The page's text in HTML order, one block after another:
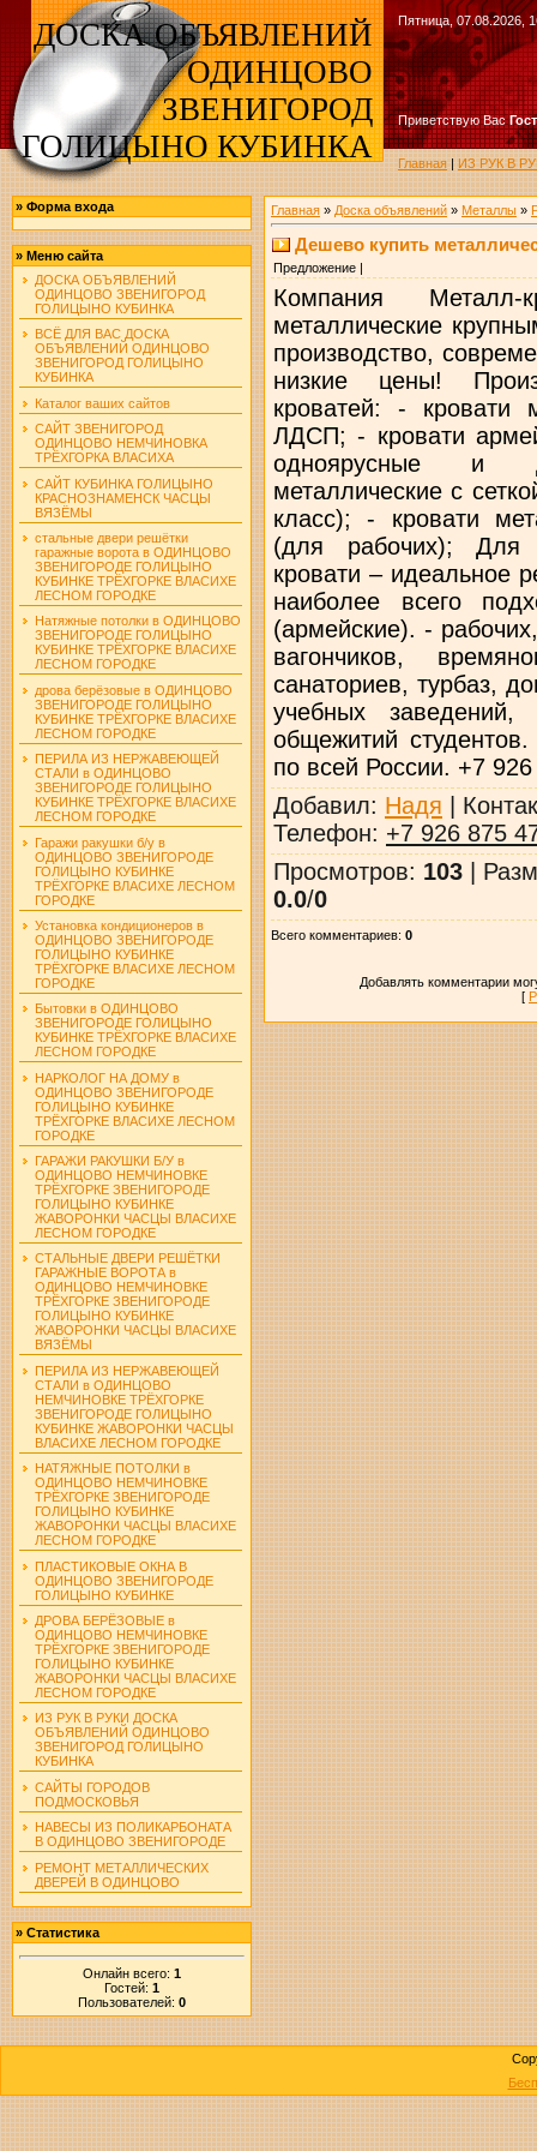
ДОСКА ОБЪЯВЛЕНИЙ
ОДИНЦОВО
ЗВЕНИГОРОД
ГОЛИЦЫНО КУБИНКА
Пятница, 07.08.2026,
Приветствую Вас
Главная|ИЗ РУК В
» Форма входа
» Меню сайта
ДОСКА ОБЪЯВЛЕНИЙ
ОДИНЦОВО ЗВЕНИГОРОД
ГОЛИЦЫНО КУБИНКА
ВСЁ ДЛЯ ВАС ДОСКА
ОБЪЯВЛЕНИЙ ОДИНЦОВО
ЗВЕНИГОРОД ГОЛИЦЫНО
КУБИНКА
Каталог ваших сайтов
САЙТ ЗВЕНИГОРОД
ОДИНЦОВО НЕМЧИНОВКА
ТРЁХГОРКА ВЛАСИХА
САЙТ КУБИНКА ГОЛИЦЫНО
КРАСНОЗНАМЕНСК ЧАСЦЫ
ВЯЗЁМЫ
стальные двери решётки
гаражные ворота в ОДИНЦОВО
ЗВЕНИГОРОДЕ ГОЛИЦЫНО
КУБИНКЕ ТРЁХГОРКЕ ВЛАСИХЕ
ЛЕСНОМ ГОРОДКЕ
Натяжные потолки в ОДИНЦОВО
ЗВЕНИГОРОДЕ ГОЛИЦЫНО
КУБИНКЕ ТРЁХГОРКЕ ВЛАСИХЕ
ЛЕСНОМ ГОРОДКЕ
дрова берёзовые в ОДИНЦОВО
ЗВЕНИГОРОДЕ ГОЛИЦЫНО
КУБИНКЕ ТРЁХГОРКЕ ВЛАСИХЕ
ЛЕСНОМ ГОРОДКЕ
ПЕРИЛА ИЗ НЕРЖАВЕЮЩЕЙ
СТАЛИ в ОДИНЦОВО
ЗВЕНИГОРОДЕ ГОЛИЦЫНО
КУБИНКЕ ТРЁХГОРКЕ ВЛАСИХЕ
ЛЕСНОМ ГОРОДКЕ
Гаражи ракушки б/у в
ОДИНЦОВО ЗВЕНИГОРОДЕ
ГОЛИЦЫНО КУБИНКЕ
ТРЁХГОРКЕ ВЛАСИХЕ ЛЕСНОМ
ГОРОДКЕ
Установка кондиционеров в
ОДИНЦОВО ЗВЕНИГОРОДЕ
ГОЛИЦЫНО КУБИНКЕ
ТРЁХГОРКЕ ВЛАСИХЕ ЛЕСНОМ
ГОРОДКЕ
Бытовки в ОДИНЦОВО
ЗВЕНИГОРОДЕ ГОЛИЦЫНО
КУБИНКЕ ТРЁХГОРКЕ ВЛАСИХЕ
ЛЕСНОМ ГОРОДКЕ
НАРКОЛОГ НА ДОМУ в
ОДИНЦОВО ЗВЕНИГОРОДЕ
ГОЛИЦЫНО КУБИНКЕ
ТРЁХГОРКЕ ВЛАСИХЕ ЛЕСНОМ
ГОРОДКЕ
ГАРАЖИ РАКУШКИ Б/У в
ОДИНЦОВО НЕМЧИНОВКЕ
ТРЁХГОРКЕ ЗВЕНИГОРОДЕ
ГОЛИЦЫНО КУБИНКЕ
ЖАВОРОНКИ ЧАСЦЫ ВЛАСИХЕ
ЛЕСНОМ ГОРОДКЕ
СТАЛЬНЫЕ ДВЕРИ РЕШЁТКИ
ГАРАЖНЫЕ ВОРОТА в
ОДИНЦОВО НЕМЧИНОВКЕ
ТРЁХГОРКЕ ЗВЕНИГОРОДЕ
ГОЛИЦЫНО КУБИНКЕ
ЖАВОРОНКИ ЧАСЦЫ ВЛАСИХЕ
ВЯЗЁМЫ
ПЕРИЛА ИЗ НЕРЖАВЕЮЩЕЙ
СТАЛИ в ОДИНЦОВО
НЕМЧИНОВКЕ ТРЁХГОРКЕ
ЗВЕНИГОРОДЕ ГОЛИЦЫНО
КУБИНКЕ ЖАВОРОНКИ ЧАСЦЫ
ВЛАСИХЕ ЛЕСНОМ ГОРОДКЕ
НАТЯЖНЫЕ ПОТОЛКИ в
ОДИНЦОВО НЕМЧИНОВКЕ
ТРЁХГОРКЕ ЗВЕНИГОРОДЕ
ГОЛИЦЫНО КУБИНКЕ
ЖАВОРОНКИ ЧАСЦЫ ВЛАСИХЕ
ЛЕСНОМ ГОРОДКЕ
ПЛАСТИКОВЫЕ ОКНА В
ОДИНЦОВО ЗВЕНИГОРОДЕ
ГОЛИЦЫНО КУБИНКЕ
ДРОВА БЕРЁЗОВЫЕ в
ОДИНЦОВО НЕМЧИНОВКЕ
ТРЁХГОРКЕ ЗВЕНИГОРОДЕ
ГОЛИЦЫНО КУБИНКЕ
ЖАВОРОНКИ ЧАСЦЫ ВЛАСИХЕ
ЛЕСНОМ ГОРОДКЕ
ИЗ РУК В РУКИ ДОСКА
ОБЪЯВЛЕНИЙ ОДИНЦОВО
ЗВЕНИГОРОД ГОЛИЦЫНО
КУБИНКА
САЙТЫ ГОРОДОВ
ПОДМОСКОВЬЯ
НАВЕСЫ ИЗ ПОЛИКАРБОНАТА
В ОДИНЦОВО ЗВЕНИГОРОДЕ
РЕМОНТ МЕТАЛЛИЧЕСКИХ
ДВЕРЕЙ В ОДИНЦОВО
» Статистика
Онлайн всего: 1
Гостей: 1
Пользователей: 0
Главная» Доска объявлений» Металлы»
Дешево купить
Предложение |
Компания Металл-
металлические
производство,
низкие цены!
кроватей: - кровати
ЛДСП; - кровати
одноярусные и
металлические с
класс); - кровати
(для рабочих); Для
кровати – идеальное
наиболее всего
(армейские). -
вагончиков,
санаториев, турбаз,
учебных заведений,
общежитий
по всей России. +7
Добавил: Надя |
Телефон: +7 926 875
Просмотров: 103|
0.0/0
Всего комментариев: 0
Добавлять комментарии
[